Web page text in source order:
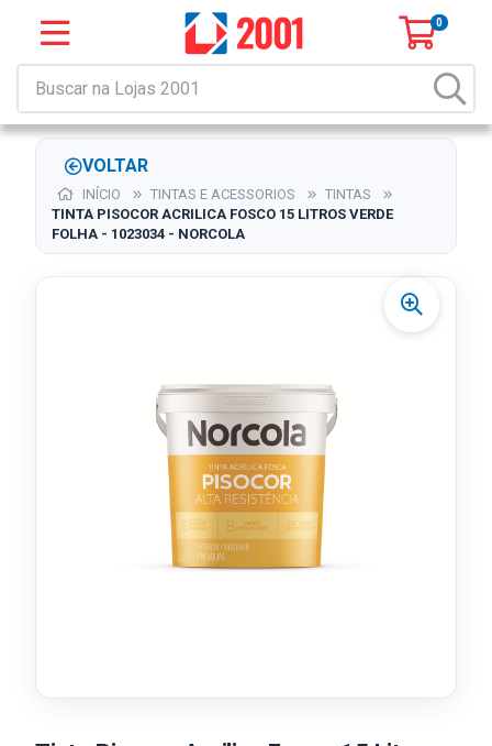
0
VOLTAR
INÍCIO TINTAS E ACESSORIOS
TINTAS
TINTA PISOCOR ACRILICA FOSCO 15 LITROS VERDE
FOLHA - 1023034 - NORCOLA